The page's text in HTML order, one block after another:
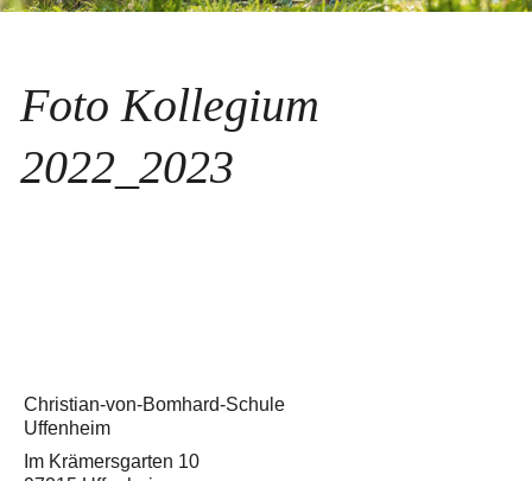
Foto Kollegium
2022_2023
Christian-von-Bomhard-Schule
Uffenheim
Im Krämersgarten 10